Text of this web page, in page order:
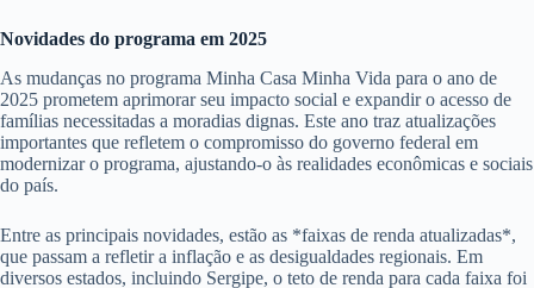
Novidades do programa em 2025
As mudanças no programa Minha Casa Minha Vida para o ano de
2025 prometem aprimorar seu impacto social e expandir o acesso de
famílias necessitadas a moradias dignas. Este ano traz atualizações
importantes que refletem o compromisso do governo federal em
modernizar o programa, ajustando-o às realidades econômicas e sociais
do país.
Entre as principais novidades, estão as *faixas de renda atualizadas*,
que passam a refletir a inflação e as desigualdades regionais. Em
diversos estados, incluindo Sergipe, o teto de renda para cada faixa foi